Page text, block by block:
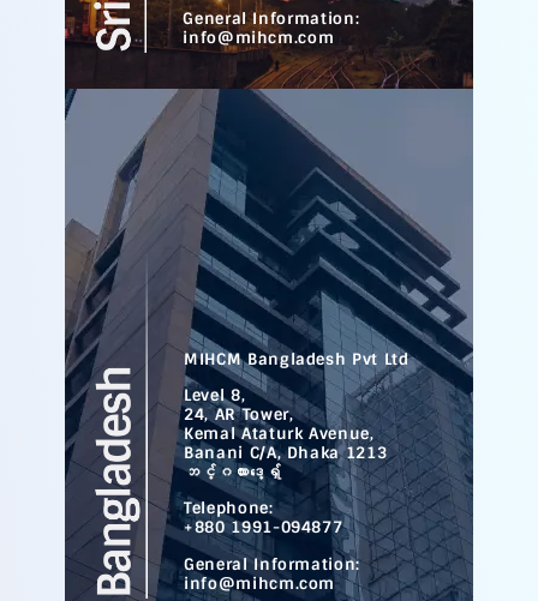
General Information:
info@mihcm.com
MIHCM Bangladesh Pvt Ltd
Level 8,
24, AR Tower,
Kemal Ataturk Avenue,
Banani C/A, Dhaka 1213
ဘင်္ဂလားဒေ့ရှ်
Telephone:
+880 1991-094877
General Information:
info@mihcm.com